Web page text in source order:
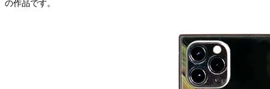
の作品です。